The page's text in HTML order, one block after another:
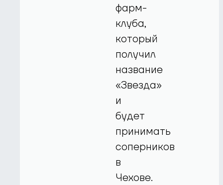
фарм-
клуба,
который
получил
название
«Звезда»
и
будет
принимать
соперников
в
Чехове.